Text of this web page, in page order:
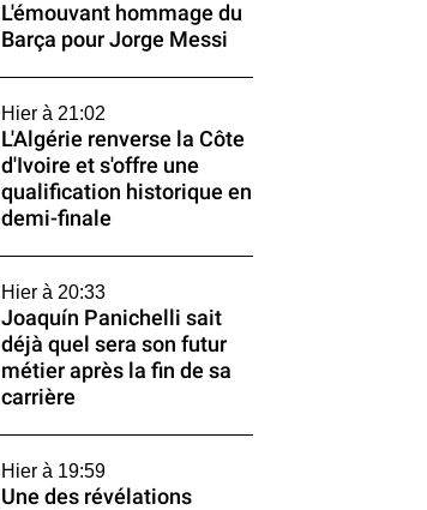
L'émouvant hommage du
Barça pour Jorge Messi
Hier à 21:02
L'Algérie renverse la Côte
d'Ivoire et s'offre une
qualification historique en
demi-finale
Hier à 20:33
Joaquín Panichelli sait
déjà quel sera son futur
métier après la fin de sa
carrière
Hier à 19:59
Une des révélations